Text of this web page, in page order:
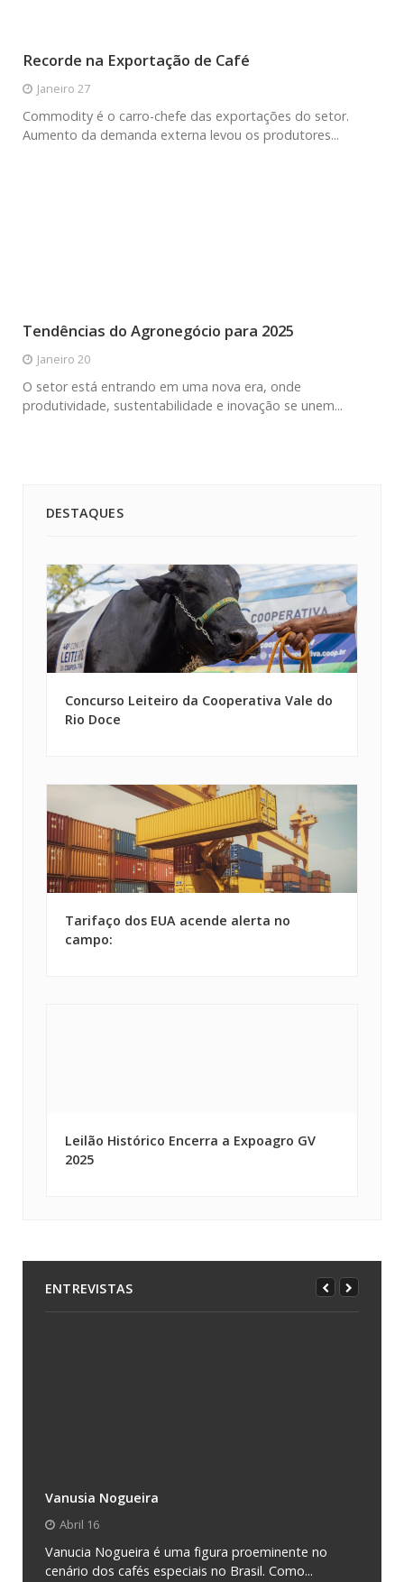
Recorde na Exportação de Café
Janeiro 27
Commodity é o carro-chefe das exportações do setor.
Aumento da demanda externa levou os produtores...
Tendências do Agronegócio para 2025
Janeiro 20
O setor está entrando em uma nova era, onde
produtividade, sustentabilidade e inovação se unem...
DESTAQUES
Concurso Leiteiro da Cooperativa Vale do
Rio Doce
Tarifaço dos EUA acende alerta no
campo:
Leilão Histórico Encerra a Expoagro GV
2025
ENTREVISTAS
Vanusia Nogueira
Abril 16
Vanucia Nogueira é uma figura proeminente no
cenário dos cafés especiais no Brasil. Como...